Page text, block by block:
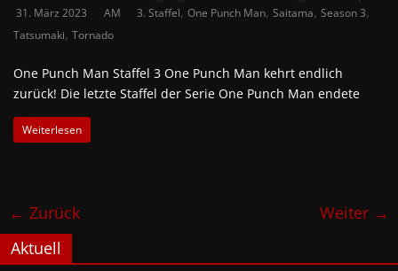
31. März 2023 AM 3. Staffel, One Punch Man, Saitama, Season 3,
Tatsumaki, Tornado
One Punch Man Staffel 3 One Punch Man kehrt endlich
zurück! Die letzte Staffel der Serie One Punch Man endete
Weiterlesen
← Zurück
Weiter →
Aktuell